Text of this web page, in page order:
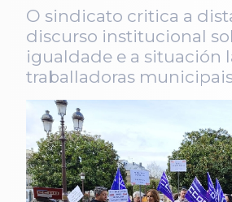
O sindicato critica a
discurso institucional
igualdade e a situación
traballadoras